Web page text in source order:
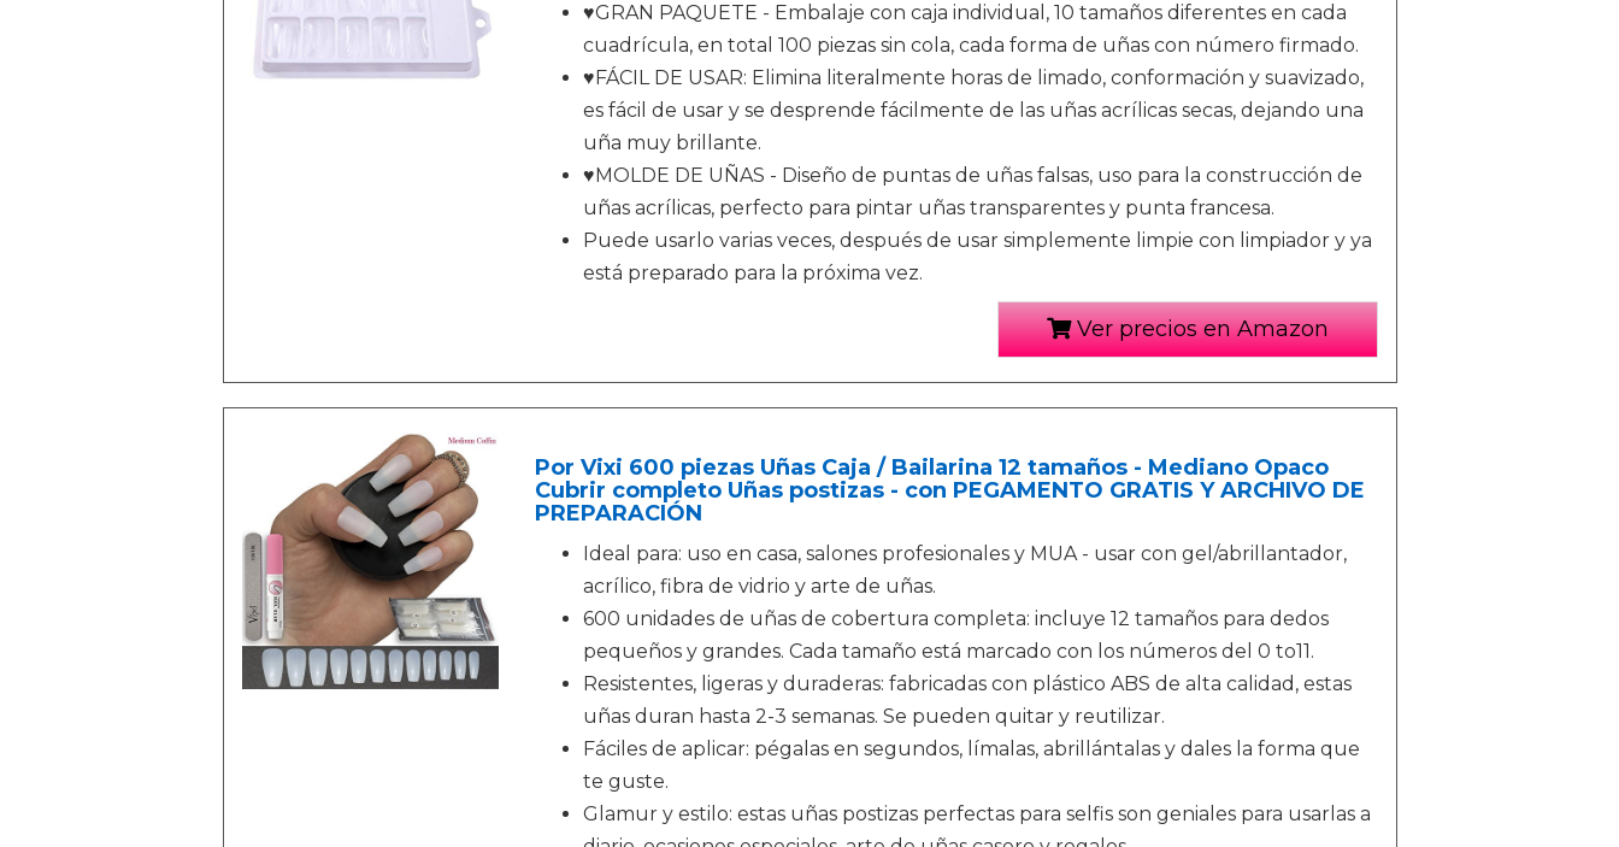
♥GRAN PAQUETE - Embalaje con caja individual, 10 tamaños diferentes en cada
cuadrícula, en total 100 piezas sin cola, cada forma de uñas con número firmado.
♥FÁCIL DE USAR: Elimina literalmente horas de limado, conformación y suavizado,
es fácil de usar y se desprende fácilmente de las uñas acrílicas secas, dejando una
uña muy brillante.
♥MOLDE DE UÑAS - Diseño de puntas de uñas falsas, uso para la construcción de
uñas acrílicas, perfecto para pintar uñas transparentes y punta francesa.
Puede usarlo varias veces, después de usar simplemente limpie con limpiador y ya
está preparado para la próxima vez.
Ver precios en Amazon
Por Vixi 600 piezas Uñas Caja / Bailarina 12 tamaños - Mediano Opaco
Cubrir completo Uñas postizas - con PEGAMENTO GRATIS Y ARCHIVO DE
PREPARACIÓN
Ideal para: uso en casa, salones profesionales y MUA - usar con gel/abrillantador,
acrílico, fibra de vidrio y arte de uñas.
600 unidades de uñas de cobertura completa: incluye 12 tamaños para dedos
pequeños y grandes. Cada tamaño está marcado con los números del 0 to11.
Resistentes, ligeras y duraderas: fabricadas con plástico ABS de alta calidad, estas
uñas duran hasta 2-3 semanas. Se pueden quitar y reutilizar.
Fáciles de aplicar: pégalas en segundos, límalas, abrillántalas y dales la forma que
te guste.
Glamur y estilo: estas uñas postizas perfectas para selfis son geniales para usarlas a